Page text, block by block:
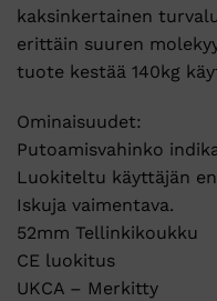
kaksinkertainen
erittäin suuren
tuote kestää 140kg
Ominaisuudet:
Putoamisvahinko
Luokiteltu käyttäjän
Iskuja vaimentava.
52mm Tellinkikoukku
CE luokitus
UKCA – Merkitty